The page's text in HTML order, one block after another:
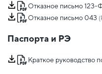
Отказное письмо 123-
Отказное письмо 043
Паспорта и РЭ
Краткое руководство